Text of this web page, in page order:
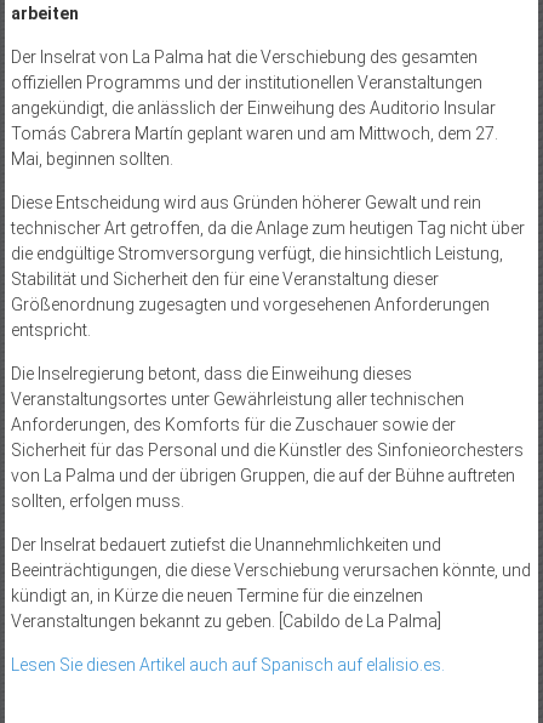
arbeiten
Der Inselrat von La Palma hat die Verschiebung des gesamten
offiziellen Programms und der institutionellen Veranstaltungen
angekündigt, die anlässlich der Einweihung des Auditorio Insular
Tomás Cabrera Martín geplant waren und am Mittwoch, dem 27.
Mai, beginnen sollten.
Diese Entscheidung wird aus Gründen höherer Gewalt und rein
technischer Art getroffen, da die Anlage zum heutigen Tag nicht über
die endgültige Stromversorgung verfügt, die hinsichtlich Leistung,
Stabilität und Sicherheit den für eine Veranstaltung dieser
Größenordnung zugesagten und vorgesehenen Anforderungen
entspricht.
Die Inselregierung betont, dass die Einweihung dieses
Veranstaltungsortes unter Gewährleistung aller technischen
Anforderungen, des Komforts für die Zuschauer sowie der
Sicherheit für das Personal und die Künstler des Sinfonieorchesters
von La Palma und der übrigen Gruppen, die auf der Bühne auftreten
sollten, erfolgen muss.
Der Inselrat bedauert zutiefst die Unannehmlichkeiten und
Beeinträchtigungen, die diese Verschiebung verursachen könnte, und
kündigt an, in Kürze die neuen Termine für die einzelnen
Veranstaltungen bekannt zu geben. [Cabildo de La Palma]
Lesen Sie diesen Artikel auch auf Spanisch auf elalisio.es.